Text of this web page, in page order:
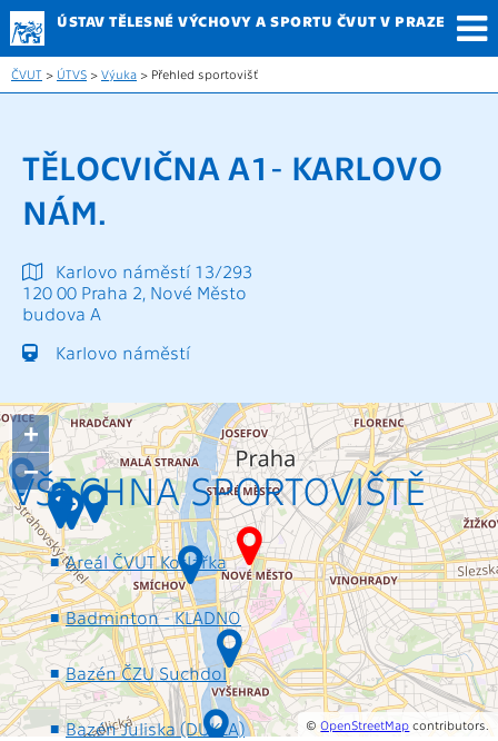
ÚSTAV TĚLESNÉ VÝCHOVY A SPORTU ČVUT V PRAZE
ČVUT > ÚTVS > Výuka > Přehled sportovišť
TĚLOCVIČNA A1- KARLOVO
NÁM.
Karlovo náměstí 13/293
120 00 Praha 2, Nové Město
budova A
Karlovo náměstí
+
−
©OpenStreetMap contributors.
VŠECHNA SPORTOVIŠTĚ
Areál ČVUT Kotlářka
Badminton - KLADNO
Bazén ČZU Suchdol
Bazén Juliska (DUKLA)